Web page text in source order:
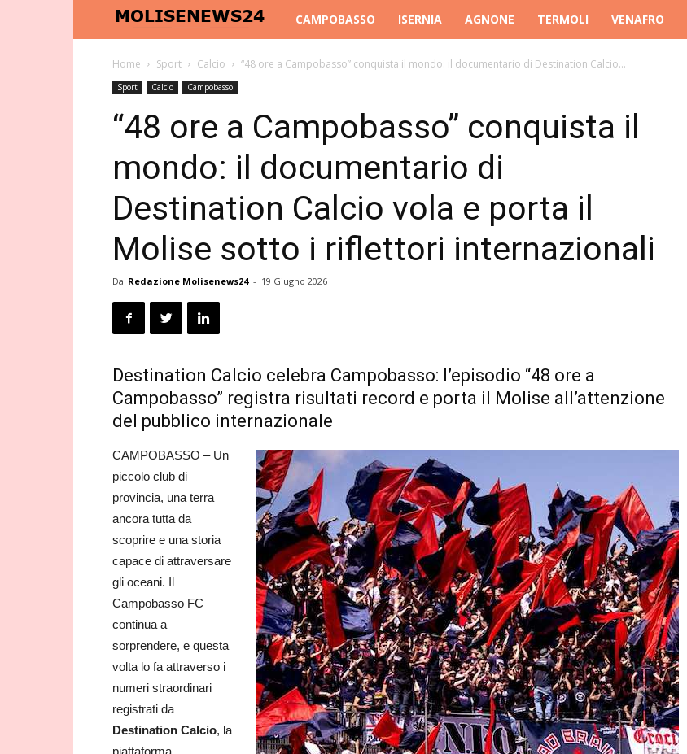
Molise
News
CAMPOBASSO ISERNIA AGNONE TERMOLI VENAFRO
Home Sport Calcio “48 ore a Campobasso” conquista il mondo: il documentario di Destination Calcio...
Sport Calcio Campobasso
“48 ore a Campobasso” conquista il
mondo: il documentario di
Destination Calcio vola e porta il
Molise sotto i riflettori internazionali
Da Redazione Molisenews24 - 19 Giugno 2026
Destination Calcio celebra Campobasso: l’episodio “48 ore a
Campobasso” registra risultati record e porta il Molise all’attenzione
del pubblico internazionale
CAMPOBASSO – Un
piccolo club di
provincia, una terra
ancora tutta da
scoprire e una storia
capace di attraversare
gli oceani. Il
Campobasso FC
continua a
sorprendere, e questa
volta lo fa attraverso i
numeri straordinari
registrati da
Destination Calcio, la
piattaforma